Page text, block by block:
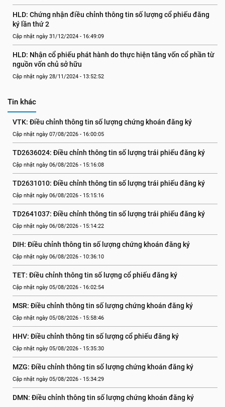
HLD: Chứng nhận điều chỉnh thông tin số lượng cổ phiếu đăng
ký lần thứ 2
Cập nhật ngày 31/12/2024 - 16:49:09
HLD: Nhận cổ phiếu phát hành do thực hiện tăng vốn cổ phần từ
nguồn vốn chủ sở hữu
Cập nhật ngày 28/11/2024 - 13:52:52
Tin khác
VTK: Điều chỉnh thông tin số lượng chứng khoán đăng ký
Cập nhật ngày 07/08/2026 - 16:00:05
TD2636024: Điều chỉnh thông tin số lượng trái phiếu đăng ký
Cập nhật ngày 06/08/2026 - 15:16:08
TD2631010: Điều chỉnh thông tin số lượng trái phiếu đăng ký
Cập nhật ngày 06/08/2026 - 15:15:16
TD2641037: Điều chỉnh thông tin số lượng trái phiếu đăng ký
Cập nhật ngày 06/08/2026 - 15:14:22
DIH: Điều chỉnh thông tin số lượng chứng khoán đăng ký
Cập nhật ngày 06/08/2026 - 10:36:10
TET: Điều chỉnh thông tin số lượng cổ phiếu đăng ký
Cập nhật ngày 05/08/2026 - 16:02:54
MSR: Điều chỉnh thông tin số lượng chứng khoán đăng ký
Cập nhật ngày 05/08/2026 - 15:58:46
HHV: Điều chỉnh thông tin số lượng cổ phiếu đăng ký
Cập nhật ngày 05/08/2026 - 15:35:30
MZG: Điều chỉnh thông tin số lượng chứng khoán đăng ký
Cập nhật ngày 05/08/2026 - 15:34:29
DMN: Điều chỉnh thông tin số lượng chứng khoán đăng ký